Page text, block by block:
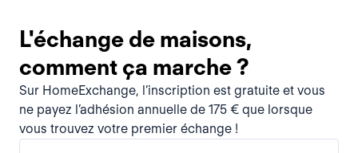
L'échange de maisons,
comment ça marche ?
Sur HomeExchange, l’inscription est gratuite et vous
ne payez l’adhésion annuelle de 175 € que lorsque
vous trouvez votre premier échange !